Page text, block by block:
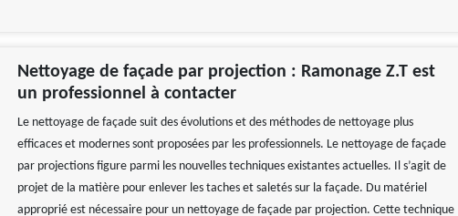
Nettoyage de façade par projection : Ramonage Z.T est
un professionnel à contacter
Le nettoyage de façade suit des évolutions et des méthodes de nettoyage plus
efficaces et modernes sont proposées par les professionnels. Le nettoyage de façade
par projections figure parmi les nouvelles techniques existantes actuelles. Il s’agit de
projet de la matière pour enlever les taches et saletés sur la façade. Du matériel
approprié est nécessaire pour un nettoyage de façade par projection. Cette technique